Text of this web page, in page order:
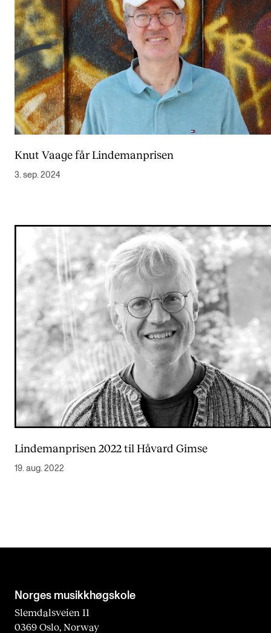
Knut Vaage får Lindemanprisen
3. sep. 2024
Lindemanprisen 2022 til Håvard Gimse
19. aug. 2022
Norges musikk­høgskole
Slemdalsveien 11
0369 Oslo, Norway